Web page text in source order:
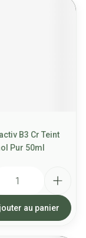
B3 Cr Teint
Pur 50ml
au panier